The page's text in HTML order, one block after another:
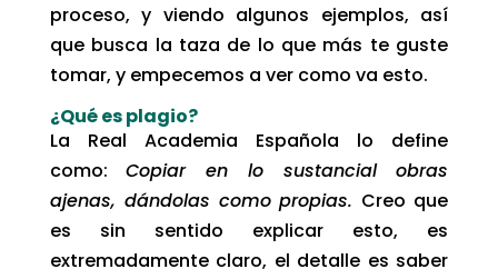
proceso, y viendo algunos ejemplos, así
que busca la taza de lo que más te guste
tomar, y empecemos a ver como va esto.
¿Qué es plagio?
La Real Academia Española lo define
como:Copiar en lo sustancial obras
ajenas, dándolas como propias. Creo que
es sin sentido explicar esto, es
extremadamente claro, el detalle es saber